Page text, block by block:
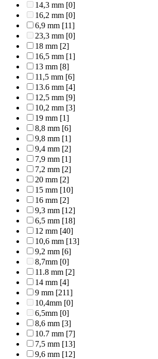
14,3 mm [0]
16,2 mm [0]
6,9 mm [11]
23,3 mm [0]
18 mm [2]
16,5 mm [1]
13 mm [8]
11,5 mm [6]
13.6 mm [4]
12,5 mm [9]
10,2 mm [3]
19 mm [1]
8,8 mm [6]
9,8 mm [1]
9,4 mm [2]
7,9 mm [1]
7,2 mm [2]
20 mm [2]
15 mm [10]
16 mm [2]
9,3 mm [12]
6,5 mm [18]
12 mm [40]
10,6 mm [13]
9,2 mm [6]
8,7mm [0]
11.8 mm [2]
14 mm [4]
9 mm [211]
10,4mm [0]
6,5mm [0]
8,6 mm [3]
10.7 mm [7]
7,5 mm [13]
9,6 mm [12]